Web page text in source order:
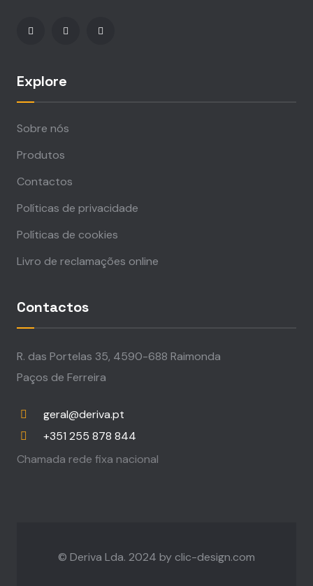
Explore
Sobre nós
Produtos
Contactos
Políticas de privacidade
Políticas de cookies
Livro de reclamações online
Contactos
R. das Portelas 35, 4590-688 Raimonda
Paços de Ferreira
geral@deriva.pt
+351 255 878 844
Chamada rede fixa nacional
© Deriva Lda. 2024 by clic-design.com